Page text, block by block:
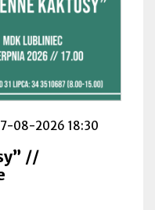
08-2026 18:30
//